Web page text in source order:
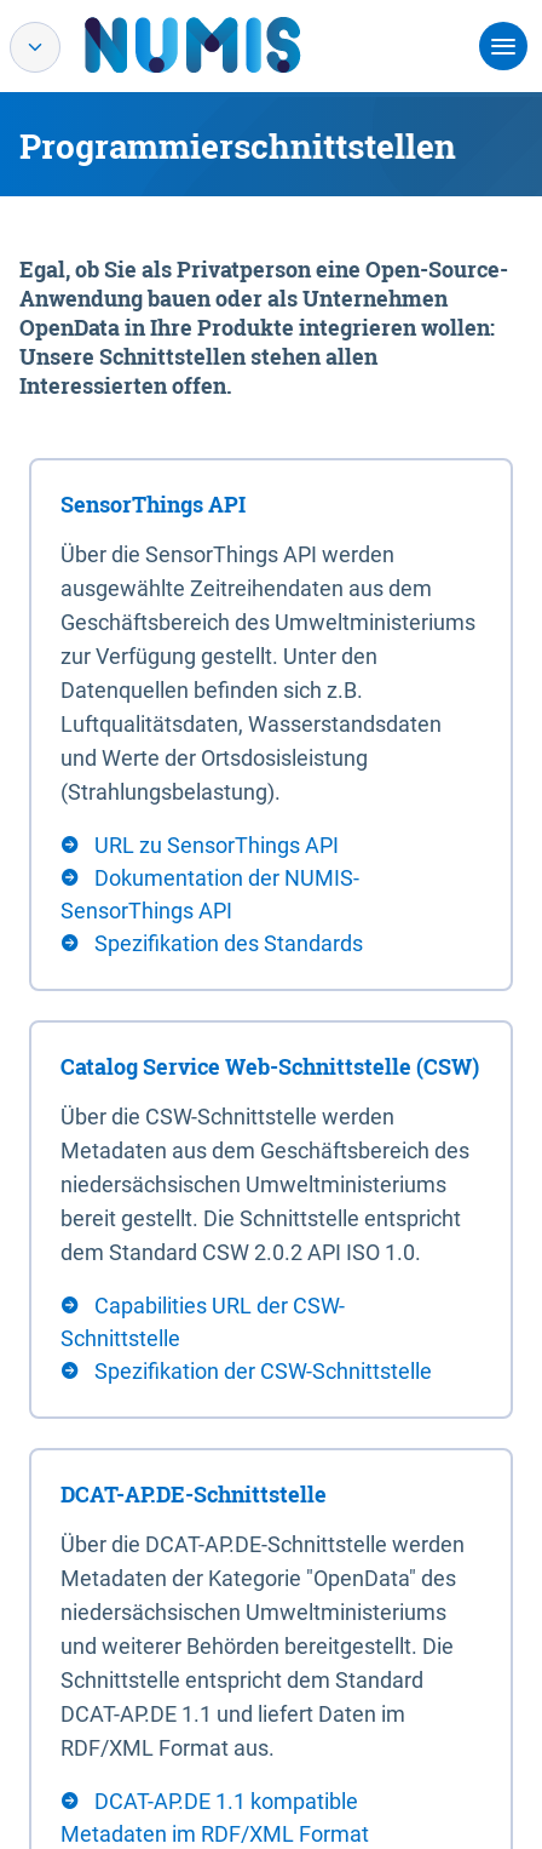
Programmierschnittstellen
Egal, ob Sie als Privatperson eine Open-Source-
Anwendung bauen oder als Unternehmen
OpenData in Ihre Produkte integrieren wollen:
Unsere Schnittstellen stehen allen
Interessierten offen.
SensorThings API
Über die SensorThings API werden
ausgewählte Zeitreihendaten aus dem
Geschäftsbereich des Umweltministeriums
zur Verfügung gestellt. Unter den
Datenquellen befinden sich z.B.
Luftqualitätsdaten, Wasserstandsdaten
und Werte der Ortsdosisleistung
(Strahlungsbelastung).
URL zu SensorThings API
Dokumentation der NUMIS-
SensorThings API
Spezifikation des Standards
Catalog Service Web-Schnittstelle (CSW)
Über die CSW-Schnittstelle werden
Metadaten aus dem Geschäftsbereich des
niedersächsischen Umweltministeriums
bereit gestellt. Die Schnittstelle entspricht
dem Standard CSW 2.0.2 API ISO 1.0.
Capabilities URL der CSW-
Schnittstelle
Spezifikation der CSW-Schnittstelle
DCAT-AP.DE-Schnittstelle
Über die DCAT-AP.DE-Schnittstelle werden
Metadaten der Kategorie "OpenData" des
niedersächsischen Umweltministeriums
und weiterer Behörden bereitgestellt. Die
Schnittstelle entspricht dem Standard
DCAT-AP.DE 1.1 und liefert Daten im
RDF/XML Format aus.
DCAT-AP.DE 1.1 kompatible
Metadaten im RDF/XML Format